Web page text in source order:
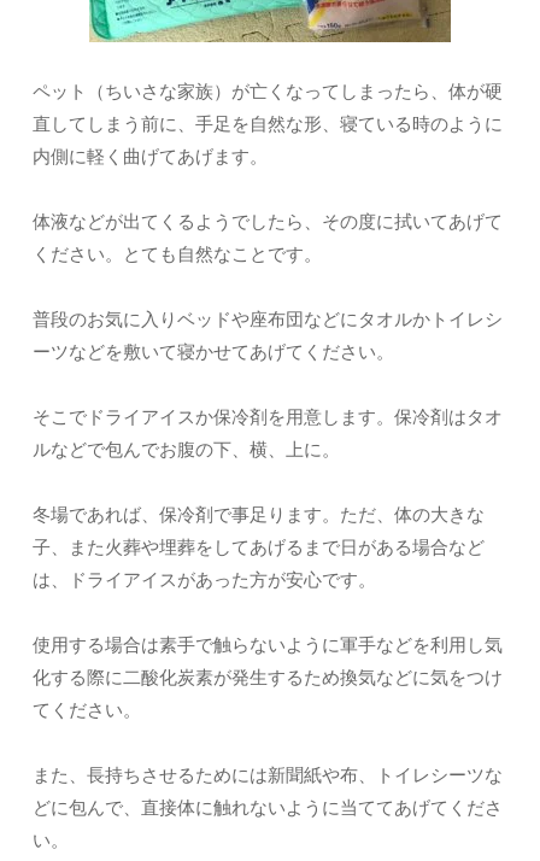
ペット（ちいさな家族）が亡くなってしまったら、体が硬
直してしまう前に、手足を自然な形、寝ている時のように
内側に軽く曲げてあげます。
体液などが出てくるようでしたら、その度に拭いてあげて
ください。とても自然なことです。
普段のお気に入りベッドや座布団などにタオルかトイレシ
ーツなどを敷いて寝かせてあげてください。
そこでドライアイスか保冷剤を用意します。保冷剤はタオ
ルなどで包んでお腹の下、横、上に。
冬場であれば、保冷剤で事足ります。ただ、体の大きな
子、また火葬や埋葬をしてあげるまで日がある場合など
は、ドライアイスがあった方が安心です。
使用する場合は素手で触らないように軍手などを利用し気
化する際に二酸化炭素が発生するため換気などに気をつけ
てください。
また、長持ちさせるためには新聞紙や布、トイレシーツな
どに包んで、直接体に触れないように当ててあげてくださ
い。